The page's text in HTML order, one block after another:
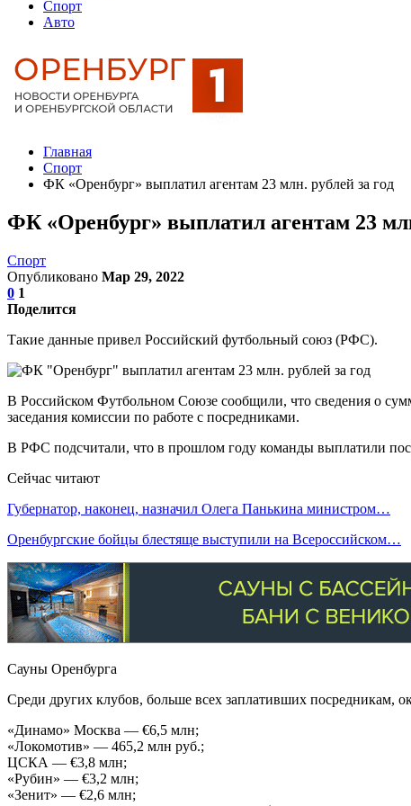
Спорт
Авто
Главная
Спорт
ФК «Оренбург» выплатил агентам 23 млн. рублей за год
ФК «Оренбург» выплатил агентам 23
Спорт
Опубликовано Мар 29, 2022
0 1
Поделится
Такие данные привел Российский футбольный союз (РФС).
В Российском Футбольном Союзе сообщили, что сведения о
заседания комиссии по работе с посредниками.
В РФС подсчитали, что в прошлом году команды выплатили
Сейчас читают
Губернатор, наконец, назначил Олега Панькина министром…
Оренбургские бойцы блестяще выступили на Всероссийском…
Сауны Оренбурга
Среди других клубов, больше всех заплативших посредникам,
«Динамо» Москва — €6,5 млн;
«Локомотив» — 465,2 млн руб.;
ЦСКА — €3,8 млн;
«Рубин» — €3,2 млн;
«Зенит» — €2,6 млн;